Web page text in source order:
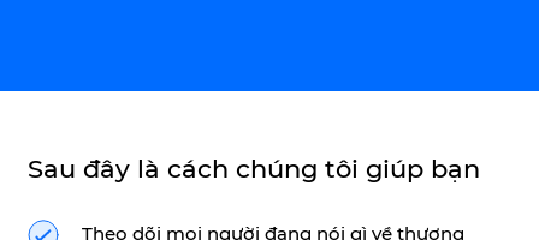
Sau đây là cách chúng tôi giúp bạn
Theo dõi mọi người đang nói gì về thương